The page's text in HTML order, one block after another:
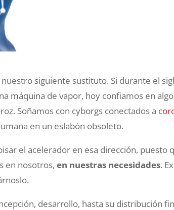
siguiente sustituto. Si durante el
máquina de vapor, hoy confiamos en
Soñamos con cyborgs conectados a
en un eslabón obsoleto.
el acelerador en esa dirección, puesto
en nosotros,en nuestras necesidades.
desarrollo, hasta su distribución